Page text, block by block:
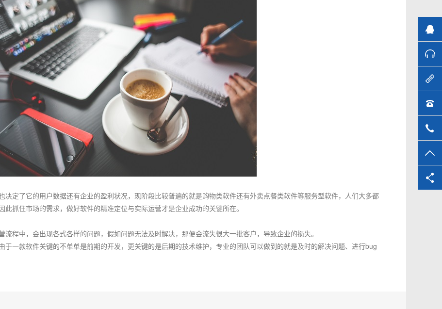
定了它的用户数据还有企业的盈利状况，现阶段比较普遍的就是购物类软件还有外卖点餐类软件等服务型软件，人们大多都
抓住市场的需求，做好软件的精准定位与实际运营才是企业成功的关键所在。
程中，会出现各式各样的问题，假如问题无法及时解决，那便会流失很大一批客户，导致企业的损失。
一款软件关键的不单单是前期的开发，更关键的是后期的技术维护，专业的团队可以做到的就是及时的解决问题、进行bug
业
售
新